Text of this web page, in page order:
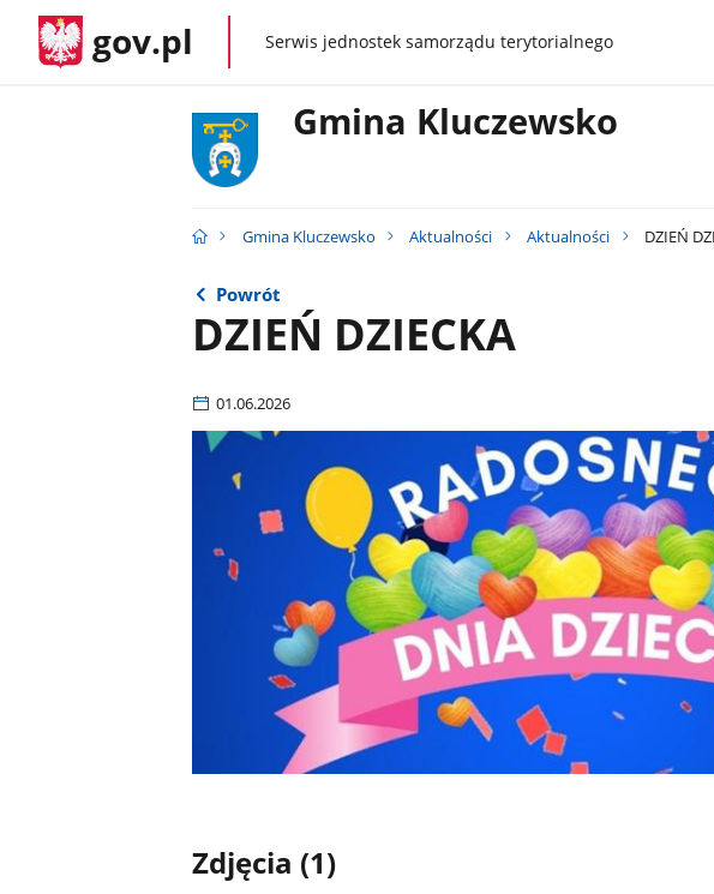
gov.pl gov.plSerwis jednostek samorządu terytorialnego
Gmina Kluczewsko
Gmina Kluczewsko Aktualności Aktualności DZIEŃ
Powrót
DZIEŃ DZIECKA
01.06.2026
Zdjęcia (1)